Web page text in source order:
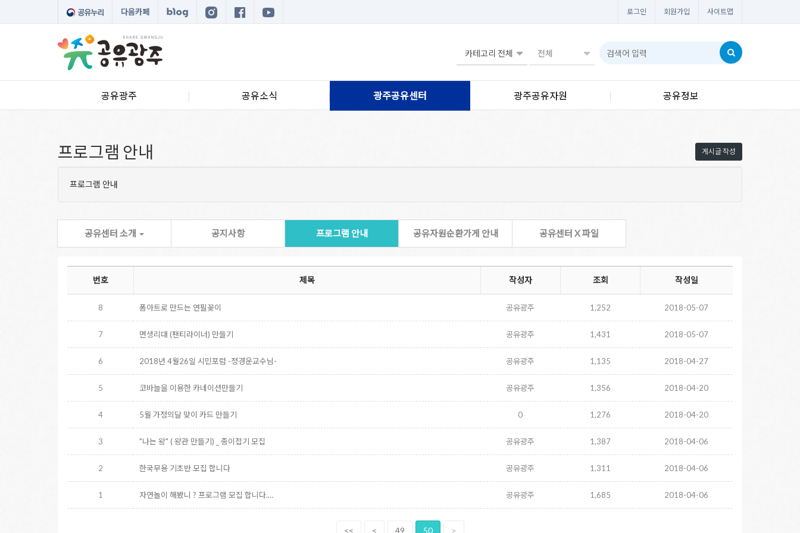
다음카페 로그인 회원가입 사이트맵
공유광주 공유소식 광주공유센터 광주공유자원 공유정보
게시글 작성
프로그램 안내
프로그램 안내
공유센터 소개 공지사항 프로그램 안내 공유자원순환가게 안내 공유센터 X 파일
번호 제목 작성자 조회 작성일
8 폼아트로 만드는 연필꽂이 공유광주 1,252 2018-05-07
7 면생리대 (팬티라이너) 만들기 공유광주 1,431 2018-05-07
6 2018년 4월26일 시민포럼 -정경운교수님- 공유광주 1,135 2018-04-27
5 코바늘을 이용한 카네이션만들기 공유광주 1,356 2018-04-20
4 5월 가정의달 맞이 카드 만들기 0 1,276 2018-04-20
3 "나는 왕" ( 왕관 만들기) _ 종이접기 모집 공유광주 1,387 2018-04-06
2 한국무용 기초반 모집 합니다 공유광주 1,311 2018-04-06
1 자연놀이 해봤니 ? 프로그램 모집 합니다.… 공유광주 1,685 2018-04-06
<< < 49 50 >